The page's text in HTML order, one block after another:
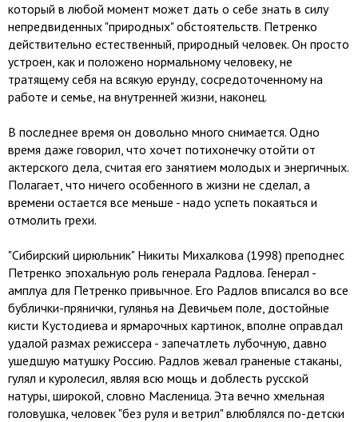
который в любой момент может дать о себе знать в силу
непредвиденных "природных" обстоятельств. Петренко
действительно естественный, природный человек. Он просто
устроен, как и положено нормальному человеку, не
тратящему себя на всякую ерунду, сосредоточенному на
работе и семье, на внутренней жизни, наконец.
В последнее время он довольно много снимается. Одно
время даже говорил, что хочет потихонечку отойти от
актерского дела, считая его занятием молодых и энергичных.
Полагает, что ничего особенного в жизни не сделал, а
времени остается все меньше - надо успеть покаяться и
отмолить грехи.
"Сибирский цирюльник" Никиты Михалкова (1998) преподнес
Петренко эпохальную роль генерала Радлова. Генерал -
амплуа для Петренко привычное. Его Радлов вписался во все
бублички-прянички, гулянья на Девичьем поле, достойные
кисти Кустодиева и ярмарочных картинок, вполне оправдал
удалой размах режиссера - запечатлеть лубочную, давно
ушедшую матушку Россию. Радлов жевал граненые стаканы,
гулял и куролесил, являя всю мощь и доблесть русской
натуры, широкой, словно Масленица. Эта вечно хмельная
головушка, человек "без руля и ветрил" влюблялся по-детски